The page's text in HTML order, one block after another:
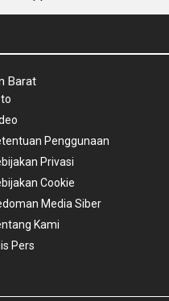
Barat
Penggunaan
Privasi
Cookie
Media Siber
Kami
Pers